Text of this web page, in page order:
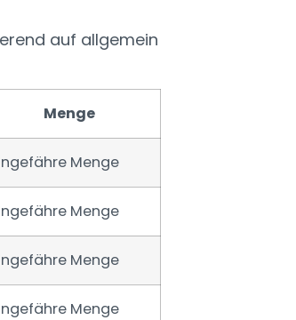
auf allgemein
Menge
Menge
Menge
Menge
Menge